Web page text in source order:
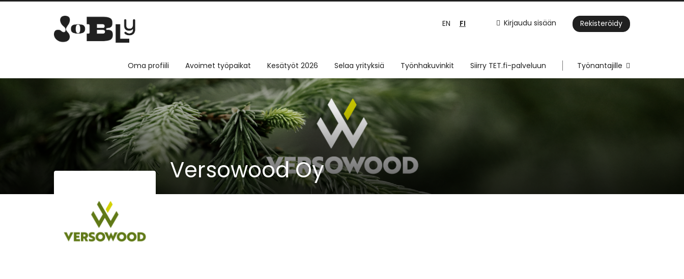
Kirjaudu sisään Rekisteröidy
EN FI
Oma profiili Avoimet työpaikat Kesätyöt 2026 Selaa yrityksiä Työnhakuvinkit Siirry TET.fi-palveluun Työnantajille
Versowood Oy